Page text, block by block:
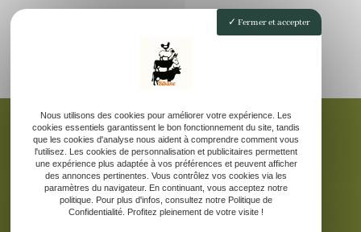
Accueil
La ferme pédagogique
Elevage d’âne des Pyrénées
Fermer et accepter
Nous utilisons des cookies pour améliorer votre expérience. Les
cookies essentiels garantissent le bon fonctionnement du site, tandis
que les cookies d'analyse nous aident à comprendre comment vous
l'utilisez. Les cookies de personnalisation et publicitaires permettent
une expérience plus adaptée à vos préférences et peuvent afficher
des annonces pertinentes. Vous contrôlez vos cookies via les
paramètres du navigateur. En continuant, vous acceptez notre
politique. Pour plus d'infos, consultez notre Politique de
Confidentialité. Profitez pleinement de votre visite !